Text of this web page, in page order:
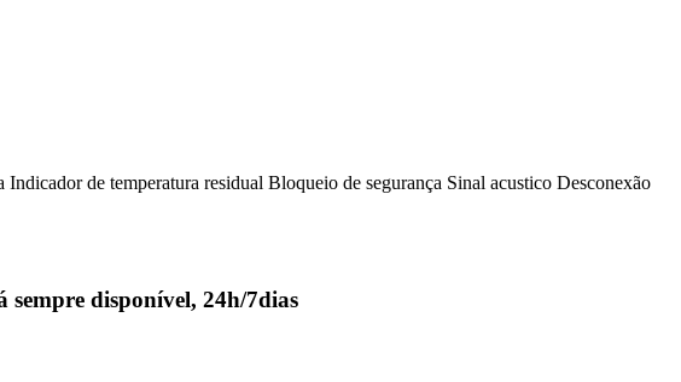
de temperatura residual Bloqueio de segurança Sinal acustico Desconexão
sempre disponível, 24h/7dias